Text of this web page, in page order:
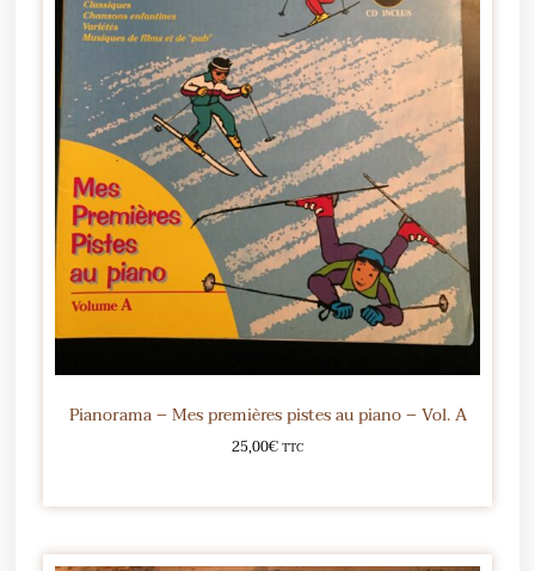
Pianorama – Mes premières pistes au piano – Vol. A
25,00€TTC